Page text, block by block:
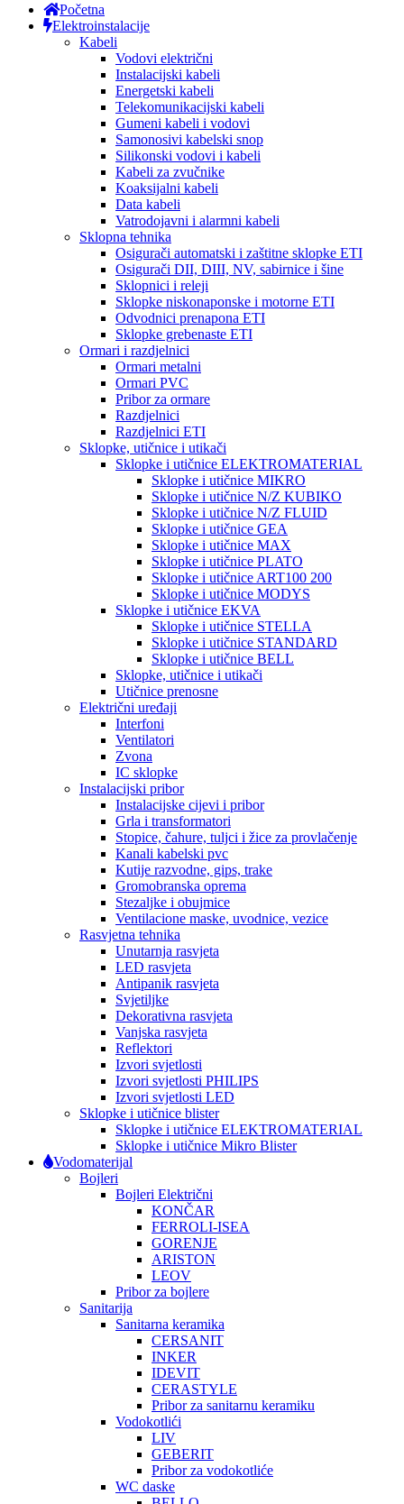
Početna
Elektroinstalacije
Kabeli
Vodovi električni
Instalacijski kabeli
Energetski kabeli
Telekomunikacijski kabeli
Gumeni kabeli i vodovi
Samonosivi kabelski snop
Silikonski vodovi i kabeli
Kabeli za zvučnike
Koaksijalni kabeli
Data kabeli
Vatrodojavni i alarmni kabeli
Sklopna tehnika
Osigurači automatski i zaštitne sklopke ETI
Osigurači DII, DIII, NV, sabirnice i šine
Sklopnici i releji
Sklopke niskonaponske i motorne ETI
Odvodnici prenapona ETI
Sklopke grebenaste ETI
Ormari i razdjelnici
Ormari metalni
Ormari PVC
Pribor za ormare
Razdjelnici
Razdjelnici ETI
Sklopke, utičnice i utikači
Sklopke i utičnice ELEKTROMATERIAL
Sklopke i utičnice MIKRO
Sklopke i utičnice N/Z KUBIKO
Sklopke i utičnice N/Z FLUID
Sklopke i utičnice GEA
Sklopke i utičnice MAX
Sklopke i utičnice PLATO
Sklopke i utičnice ART100 200
Sklopke i utičnice MODYS
Sklopke i utičnice EKVA
Sklopke i utičnice STELLA
Sklopke i utičnice STANDARD
Sklopke i utičnice BELL
Sklopke, utičnice i utikači
Utičnice prenosne
Električni uređaji
Interfoni
Ventilatori
Zvona
IC sklopke
Instalacijski pribor
Instalacijske cijevi i pribor
Grla i transformatori
Stopice, čahure, tuljci i žice za provlačenje
Kanali kabelski pvc
Kutije razvodne, gips, trake
Gromobranska oprema
Stezaljke i obujmice
Ventilacione maske, uvodnice, vezice
Rasvjetna tehnika
Unutarnja rasvjeta
LED rasvjeta
Antipanik rasvjeta
Svjetiljke
Dekorativna rasvjeta
Vanjska rasvjeta
Reflektori
Izvori svjetlosti
Izvori svjetlosti PHILIPS
Izvori svjetlosti LED
Sklopke i utičnice blister
Sklopke i utičnice ELEKTROMATERIAL
Sklopke i utičnice Mikro Blister
Vodomaterijal
Bojleri
Bojleri Električni
KONČAR
FERROLI-ISEA
GORENJE
ARISTON
LEOV
Pribor za bojlere
Sanitarija
Sanitarna keramika
CERSANIT
INKER
IDEVIT
CERASTYLE
Pribor za sanitarnu keramiku
Vodokotlići
LIV
GEBERIT
Pribor za vodokotliće
WC daske